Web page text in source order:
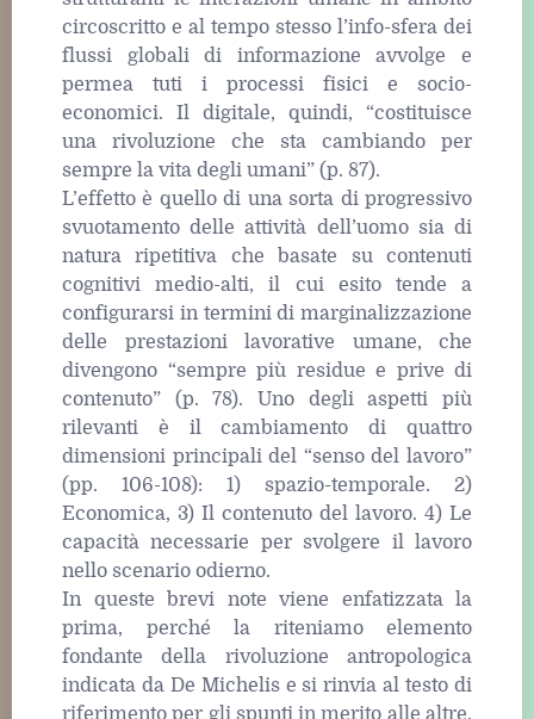
circoscritto e al tempo stesso l’info-sfera dei
flussi globali di informazione avvolge e
permea tuti i processi fisici e socio-
economici. Il digitale, quindi, “costituisce
una rivoluzione che sta cambiando per
sempre la vita degli umani” (p. 87).
L’effetto è quello di una sorta di progressivo
svuotamento delle attività dell’uomo sia di
natura ripetitiva che basate su contenuti
cognitivi medio-alti, il cui esito tende a
configurarsi in termini di marginalizzazione
delle prestazioni lavorative umane, che
divengono “sempre più residue e prive di
contenuto” (p. 78). Uno degli aspetti più
rilevanti è il cambiamento di quattro
dimensioni principali del “senso del lavoro”
(pp. 106-108): 1) spazio-temporale. 2)
Economica, 3) Il contenuto del lavoro. 4) Le
capacità necessarie per svolgere il lavoro
nello scenario odierno.
In queste brevi note viene enfatizzata la
prima, perché la riteniamo elemento
fondante della rivoluzione antropologica
indicata da De Michelis e si rinvia al testo di
riferimento per gli spunti in merito alle altre.